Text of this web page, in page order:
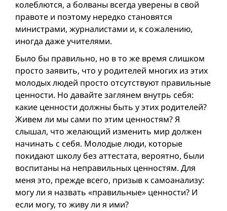
колеблются, а болваны всегда уверены в свой
правоте и поэтому нередко становятся
министрами, журналистами и, к сожалению,
иногда даже учителями.
Было бы правильно, но в то же время слишком
просто заявить, что у родителей многих из этих
молодых людей просто отсутствуют правильные
ценности. Но давайте заглянем внутрь себя:
какие ценности должны быть у этих родителей?
Живем ли мы сами по этим ценностям? Я
слышал, что желающий изменить мир должен
начинать с себя. Молодые люди, которые
покидают школу без аттестата, вероятно, были
воспитаны на неправильных ценностям. Для
меня это, прежде всего, призыв к самоанализу:
могу ли я назвать «правильные» ценности? И
если могу, то живу ли я ими?